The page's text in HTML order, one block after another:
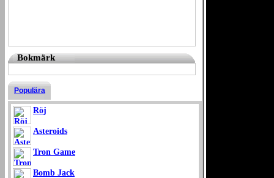
Bokmärk
Populära
Röj
Asteroids
Tron Game
Bomb Jack